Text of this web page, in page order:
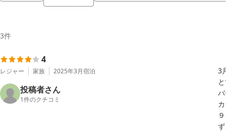
3件
4
レジャー 家族 2025年3月宿泊
投稿者さん
1件のクチコミ
3